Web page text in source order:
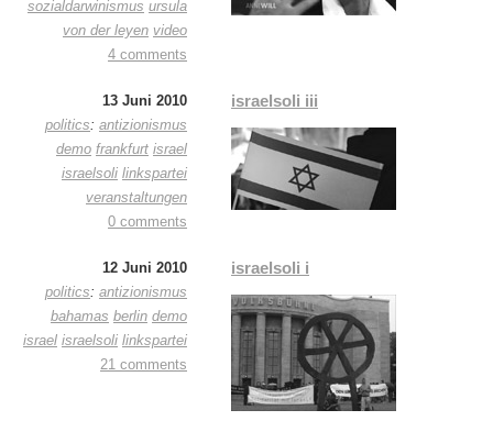
sozialdarwinismus ursula
von der leyen video
4 comments
13 Juni 2010
politics: antizionismus
demo frankfurt israel
israelsoli linkspartei
veranstaltungen
0 comments
israelsoli iii
12 Juni 2010
politics: antizionismus
bahamas berlin demo
israel israelsoli linkspartei
21 comments
israelsoli i